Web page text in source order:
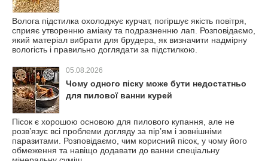
Волога підстилка охолоджує курчат, погіршує якість повітря,
сприяє утворенню аміаку та подразненню лап. Розповідаємо,
який матеріал вибрати для брудера, як визначити надмірну
вологість і правильно доглядати за підстилкою.
05.08.2026
Чому одного піску може бути недостатньо
для пилової ванни курей
Пісок є хорошою основою для пилового купання, але не
розв’язує всі проблеми догляду за пір’ям і зовнішніми
паразитами. Розповідаємо, чим корисний пісок, у чому його
обмеження та навіщо додавати до ванни спеціальну